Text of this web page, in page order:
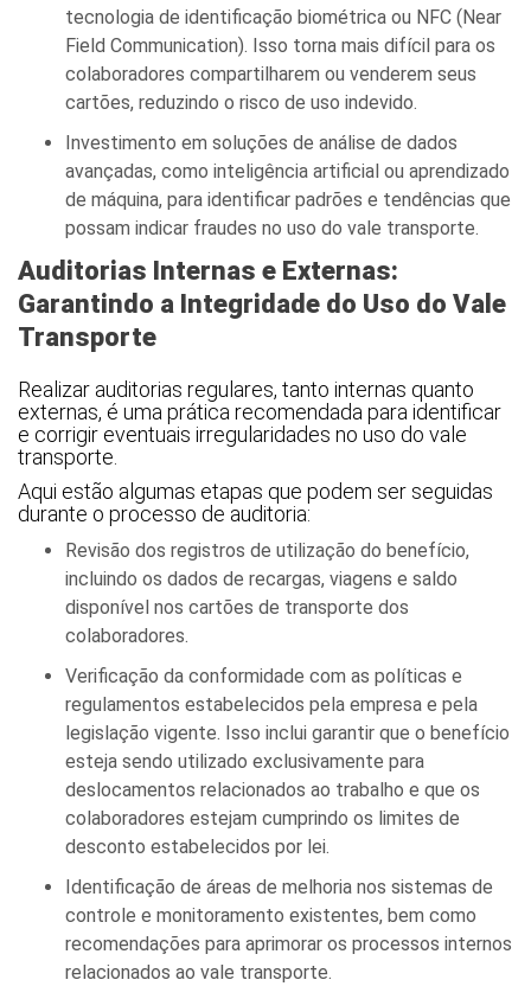
tecnologia de identificação biométrica ou NFC (Near
Field Communication). Isso torna mais difícil para os
colaboradores compartilharem ou venderem seus
cartões, reduzindo o risco de uso indevido.
Investimento em soluções de análise de dados
avançadas, como inteligência artificial ou aprendizado
de máquina, para identificar padrões e tendências que
possam indicar fraudes no uso do vale transporte.
Auditorias Internas e Externas:
Garantindo a Integridade do Uso do Vale
Transporte
Realizar auditorias regulares, tanto internas quanto
externas, é uma prática recomendada para identificar
e corrigir eventuais irregularidades no uso do vale
transporte.
Aqui estão algumas etapas que podem ser seguidas
durante o processo de auditoria:
Revisão dos registros de utilização do benefício,
incluindo os dados de recargas, viagens e saldo
disponível nos cartões de transporte dos
colaboradores.
Verificação da conformidade com as políticas e
regulamentos estabelecidos pela empresa e pela
legislação vigente. Isso inclui garantir que o benefício
esteja sendo utilizado exclusivamente para
deslocamentos relacionados ao trabalho e que os
colaboradores estejam cumprindo os limites de
desconto estabelecidos por lei.
Identificação de áreas de melhoria nos sistemas de
controle e monitoramento existentes, bem como
recomendações para aprimorar os processos internos
relacionados ao vale transporte.